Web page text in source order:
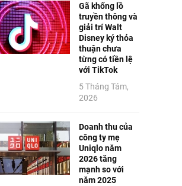
Gã khổng lồ
truyền thông và
giải trí Walt
Disney ký thỏa
thuận chưa
từng có tiền lệ
với TikTok
5 Tháng Tám,
2026
Doanh thu của
công ty mẹ
Uniqlo năm
2026 tăng
mạnh so với
năm 2025